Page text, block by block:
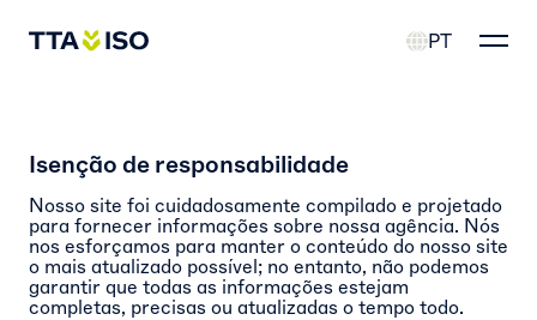
PT
Isenção de responsabilidade
Nosso site foi cuidadosamente compilado e projetado
para fornecer informações sobre nossa agência. Nós
nos esforçamos para manter o conteúdo do nosso site
o mais atualizado possível; no entanto, não podemos
garantir que todas as informações estejam
completas, precisas ou atualizadas o tempo todo.